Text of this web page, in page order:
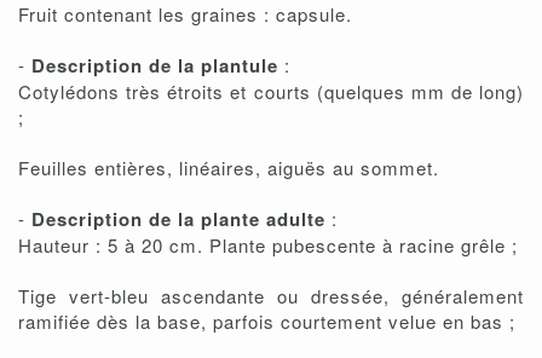
Fruit contenant les graines : capsule.
- Description de la plantule :
Cotylédons très étroits et courts (quelques mm de long)
;
Feuilles entières, linéaires, aiguës au sommet.
- Description de la plante adulte :
Hauteur : 5 à 20 cm. Plante pubescente à racine grêle ;
Tige vert-bleu ascendante ou dressée, généralement
ramifiée dès la base, parfois courtement velue en bas ;